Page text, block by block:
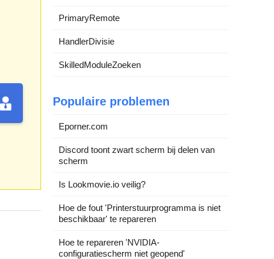
PrimaryRemote
HandlerDivisie
SkilledModuleZoeken
Populaire problemen
Eporner.com
Discord toont zwart scherm bij delen van
scherm
Is Lookmovie.io veilig?
Hoe de fout 'Printerstuurprogramma is niet
beschikbaar' te repareren
Hoe te repareren 'NVIDIA-
configuratiescherm niet geopend'